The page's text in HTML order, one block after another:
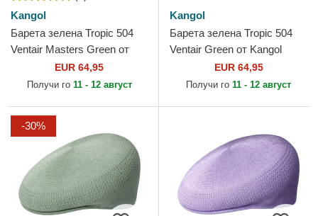
Kangol
Барета зелена Tropic 504
Ventair Masters Green от
EUR 64,95
Получи го 11 - 12 август
Kangol
Барета зелена Tropic 504
Ventair Green от Kangol
EUR 64,95
Получи го 11 - 12 август
-30%